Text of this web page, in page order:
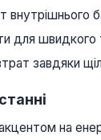
внутрішнього
для
завдяки
на